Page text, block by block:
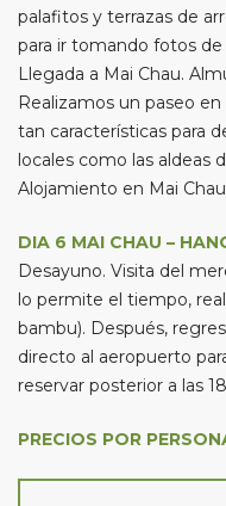
palafitos y terrazas de
para ir tomando fotos
Llegada a Mai Chau.
Realizamos un paseo
tan características para
locales como las aldeas
Alojamiento en Mai
DIA 6 MAI CHAU –
Desayuno. Visita del
lo permite el tiempo,
bambu). Después,
directo al aeropuerto
reservar posterior a las
PRECIOS POR